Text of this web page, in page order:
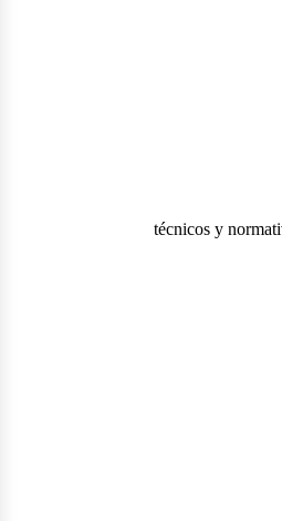
técnicos y